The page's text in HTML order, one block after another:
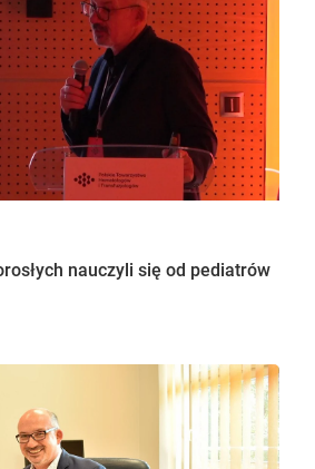
nauczyli się od pediatrów